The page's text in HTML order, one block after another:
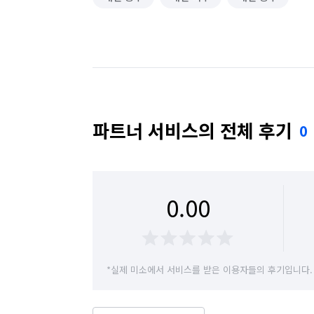
파트너 서비스의 전체 후기 0
0.00
*실제 미소에서 서비스를 받은 이용자들의 후기입니다.